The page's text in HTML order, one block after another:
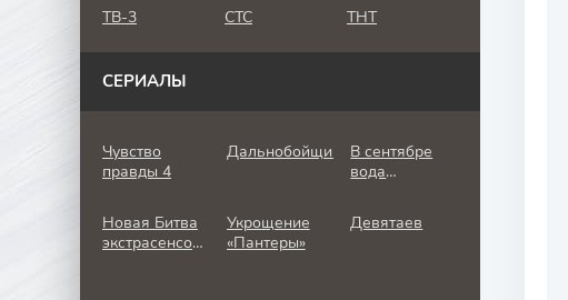
ТВ-3
СТС ТНТ
СЕРИАЛЫ
Чувство
правды 4
Дальнобойщик
В сентябре
вода
Новая Битва
экстрасенсов
Укрощение
«Пантеры»
Девятаев